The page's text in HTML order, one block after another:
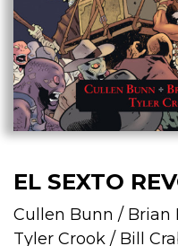
EL SEXTO
Cullen Bunn / Brian
Tyler Crook / Bill